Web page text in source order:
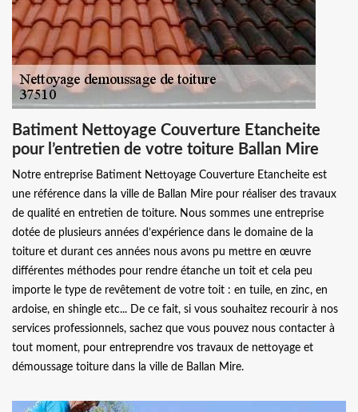
Batiment Nettoyage Couverture Etancheite
pour l’entretien de votre toiture Ballan Mire
Notre entreprise Batiment Nettoyage Couverture Etancheite est
une référence dans la ville de Ballan Mire pour réaliser des travaux
de qualité en entretien de toiture. Nous sommes une entreprise
dotée de plusieurs années d’expérience dans le domaine de la
toiture et durant ces années nous avons pu mettre en œuvre
différentes méthodes pour rendre étanche un toit et cela peu
importe le type de revêtement de votre toit : en tuile, en zinc, en
ardoise, en shingle etc... De ce fait, si vous souhaitez recourir à nos
services professionnels, sachez que vous pouvez nous contacter à
tout moment, pour entreprendre vos travaux de nettoyage et
démoussage toiture dans la ville de Ballan Mire.